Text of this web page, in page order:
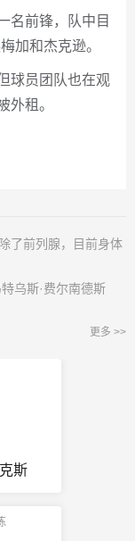
名前锋，队中目
加和杰克逊。
球员团队也在观
外租。
了前列腺，目前身体
乌斯·费尔南德斯
更多 >>
斯